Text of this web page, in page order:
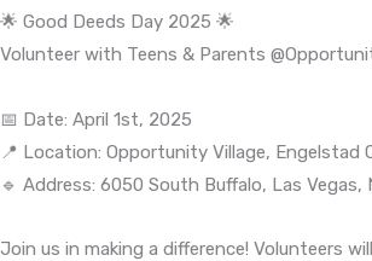
🌟 Good Deeds Day 2025 🌟
Volunteer with Teens & Parents
📅 Date: April 1st, 2025
📍 Location: Opportunity Village, Engelstad
🔹 Address: 6050 South Buffalo, Las Vegas,
Join us in making a difference! Volunteers